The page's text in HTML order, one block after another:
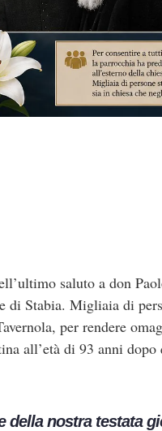
saluto a don
di Stabia. Migliaia di
per rendere
all’età di 93 anni dopo
della nostra testata